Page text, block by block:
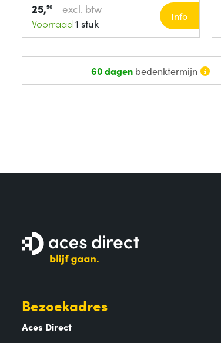
25,50
excl. btw
Voorraad 1 stuk
Info
60 dagenbedenktermijn
Bezoekadres
Aces Direct